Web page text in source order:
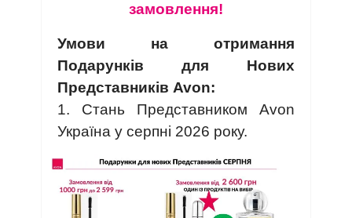
замовлення!
Умови на отримання
Подарунків для Нових
Представників Avon:
1. Стань Представником Avon
Україна у серпні 2026 року.